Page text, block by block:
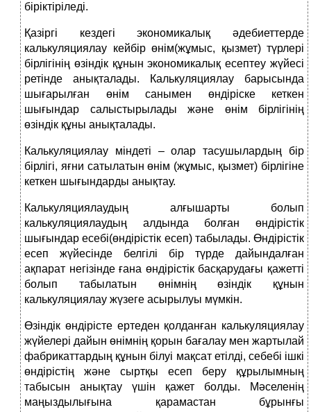
біріктіріледі.
Қазіргі кездегі экономикалық әдебиеттерде
калькуляциялау кейбір өнім(жұмыс, қызмет) түрлері
бірлігінің өзіндік құнын экономикалық есептеу жүйесі
ретінде анықталады. Калькуляциялау барысында
шығарылған өнім санымен өндіріске кеткен
шығындар салыстырылады және өнім бірлігінің
өзіндік құны анықталады.
Калькуляциялау міндеті – олар тасушылардың бір
бірлігі, яғни сатылатын өнім (жұмыс, қызмет) бірлігіне
кеткен шығындарды анықтау.
Калькуляциялаудың алғышарты болып
калькуляциялаудың алдында болған өндірістік
шығындар есебі(өндірістік есеп) табылады. Өндірістік
есеп жүйесінде белгілі бір түрде дайындалған
ақпарат негізінде ғана өндірістік басқарудағы қажетті
болып табылатын өнімнің өзіндік құнын
калькуляциялау жүзеге асырылуы мүмкін.
Өзіндік өндірісте ертеден қолданған калькуляциялау
жүйелері дайын өнімнің қорын бағалау мен жартылай
фабрикаттардың құнын білуі мақсат етілді, себебі ішкі
өндірістің және сыртқы есеп беру құрылымның
табысын анықтау үшін қажет болды. Мәселенің
маңыздылығына қарамастан бұрынғы